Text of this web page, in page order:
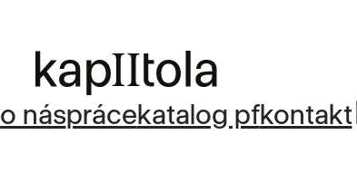
o násprácekatalog pfkontakt